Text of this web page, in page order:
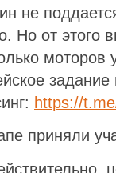
не
Но от этого
моторов
https://
приняли